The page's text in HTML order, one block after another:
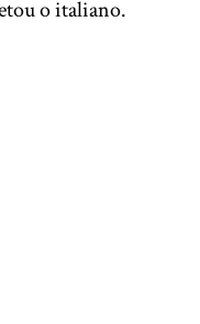
o italiano.